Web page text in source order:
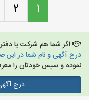
1
2
اگر شما هم شرکت یا
درج آگهی و نام شما در این
نموده و سپس خودتان را
درج